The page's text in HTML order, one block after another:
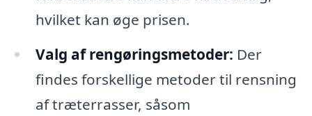
hvilket kan øge prisen.
Valg af rengøringsmetoder: Der
findes forskellige metoder til rensning
af træterrasser, såsom